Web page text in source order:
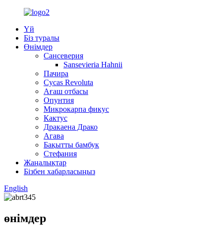
Үй
Біз туралы
Өнімдер
Сансеверия
Sansevieria Hahnii
Пачира
Cycas Revoluta
Ағаш отбасы
Опунтия
Микрокарпа фикус
Кактус
Дракаена Драко
Агава
Бақытты бамбук
Стефания
Жаңалықтар
Бізбен хабарласыңыз
English
өнімдер